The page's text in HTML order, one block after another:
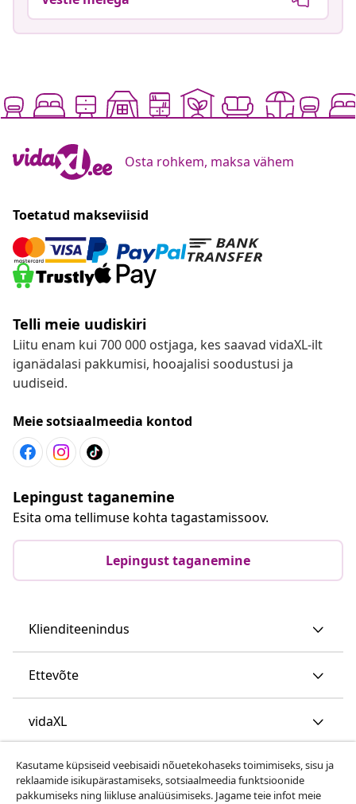
Osta rohkem, maksa vähem
Toetatud makseviisid
Telli meie uudiskiri
Liitu enam kui 700 000 ostjaga, kes saavad vidaXL-ilt
iganädalasi pakkumisi, hooajalisi soodustusi ja
uudiseid.
Meie sotsiaalmeedia kontod
Lepingust taganemine
Esita oma tellimuse kohta tagastamissoov.
Lepingust taganemine
Klienditeenindus
Ettevõte
vidaXL
Vaata rohkem
Kasutame küpsiseid veebisaidi nõuetekohaseks toimimiseks, sisu ja
reklaamide isikupärastamiseks, sotsiaalmeedia funktsioonide
pakkumiseks ning liikluse analüüsimiseks. Jagame teie infot meie